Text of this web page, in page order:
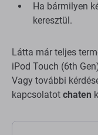
Ha bármilyen
keresztül.
Látta már teljes
iPod Touch (6th
Vagy további
kapcsolatot chaten